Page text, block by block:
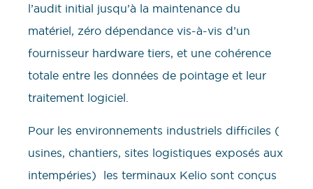
l’audit initial jusqu’à la maintenance du
matériel, zéro dépendance vis-à-vis d’un
fournisseur hardware tiers, et une cohérence
totale entre les données de pointage et leur
traitement logiciel.
Pour les environnements industriels difficiles (
usines, chantiers, sites logistiques exposés aux
intempéries) les terminaux Kelio sont conçus